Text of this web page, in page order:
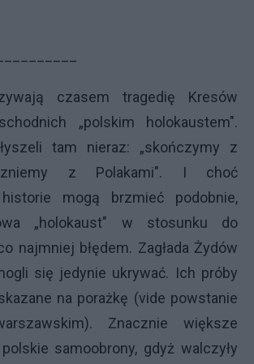
czasem tragedię Kresów
„polskim holokaustem".
tam nieraz: „skończymy z
z Polakami". I choć
historie mogą brzmieć podobnie,
„holokaust" w stosunku do
najmniej błędem. Zagłada Żydów
się jedynie ukrywać. Ich próby
na porażkę (vide powstanie
Znacznie większe
samoobrony, gdyż walczyły